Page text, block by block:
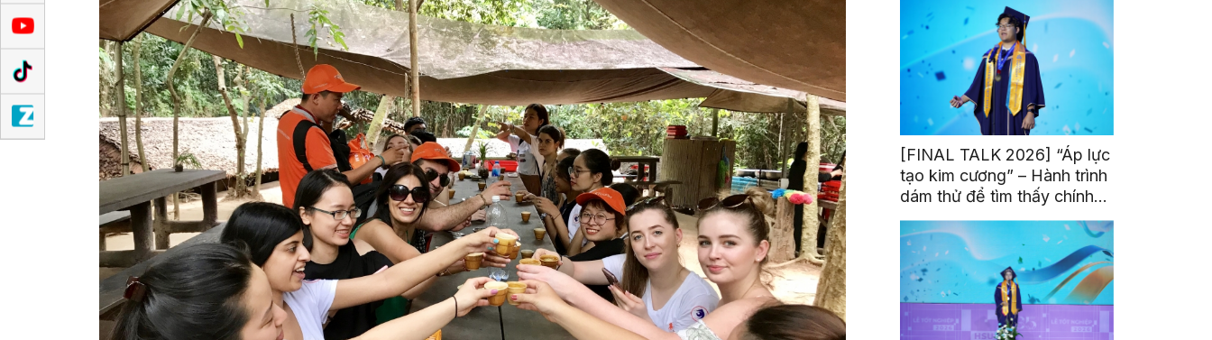
[FINAL TALK 2026] “Áp lực
tạo kim cương” – Hành trình
dám thử để tìm thấy chính
mình